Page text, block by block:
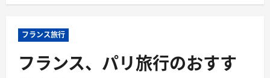
ニ
ー
フランス旅行
フランス、パリ旅行のおすす